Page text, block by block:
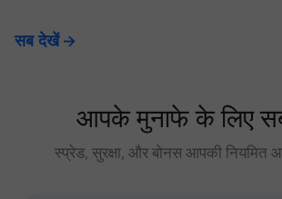
सब देखें
आपके मुनाफे के लिए
स्प्रेड, सुरक्षा, और बोनस आपकी नियमित